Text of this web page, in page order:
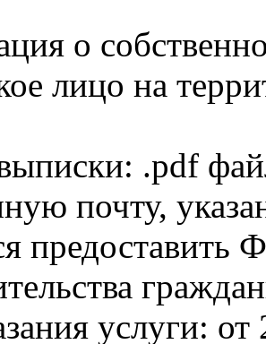
о
лицо на
.pdf
почту,
услуги: от